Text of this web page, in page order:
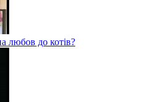
любов до котів?